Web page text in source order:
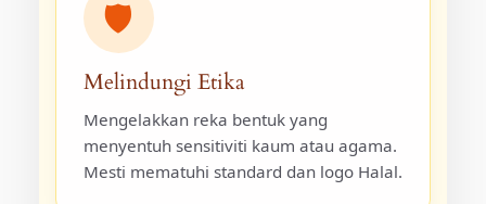
🛡️
Melindungi Etika
Mengelakkan reka bentuk yang
menyentuh sensitiviti kaum atau agama.
Mesti mematuhi standard dan logo Halal.